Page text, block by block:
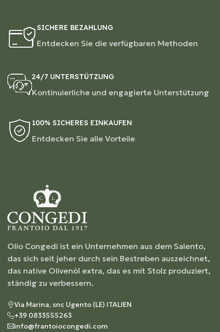
SICHERE BEZAHLUNG
Entdecken Sie die verfügbaren Methoden
24/7 UNTERSTÜTZUNG
Kontinuierliche und engagierte Unterstützung
100% SICHERES EINKAUFEN
Entdecken Sie alle Vorteile
Olio Congedi ist ein Unternehmen aus dem Salento,
das sich seit jeher durch sein Bestreben auszeichnet,
das native Olivenöl extra, das es mit Stolz produziert,
ständig zu verbessern.
Via Marina, snc Ugento (LE) ITALIEN
+39 0833555263
info@frantoiocongedi.com